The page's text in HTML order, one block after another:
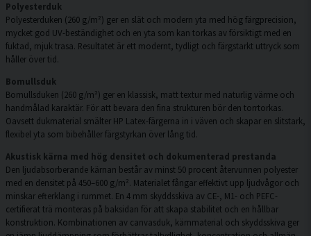
Polyesterduk
Polyesterduken (260 g/m²) ger en slät och modern yta med hög färgprecision,
mycket god UV-beständighet och en yta som kan torkas av försiktigt med en
fuktad, mjuk trasa. Resultatet är ett modernt, tydligt och färgstarkt uttryck som
håller över tid.
Bomullsduk
Bomullsduken (260 g/m²) ger en klassisk, matt textur med naturlig värme och
handmålad karaktär. För att bevara den fina strukturen bör den torrtorkas.
Oavsett dukmaterial smälter HP Latex-färgerna in i väven och skapar en slitstark,
flexibel yta som bibehåller färgstyrkan över lång tid.
Akustisk kärna med hög densitet och dokumenterad prestanda
Den ljudabsorberande kärnan består av minst 50 procent återvunnen polyester
med en densitet på 450–600 g/m². Materialet fångar effektivt upp ljudvågor och
minskar efterklang i rummet. En 4 mm skyddsskiva av CE-, M1- och PEFC-
certifierat trä monteras på baksidan för att skapa stabilitet och en hållbar
konstruktion. Kombinationen av canvasduk, kärnmaterial och skyddsskiva ger